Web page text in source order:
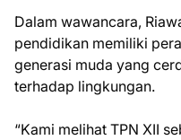
Dalam wawancara,
pendidikan memiliki
generasi muda yang
terhadap lingkungan.
“Kami melihat TPN XII